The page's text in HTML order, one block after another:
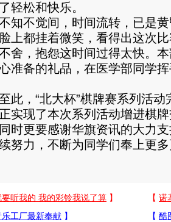
轻松和快乐。
不觉间，时间流转，已是黄
上都挂着微笑，看得出这次
舍，抱怨这时间过得太快。
准备的礼品，在医学部同学
，“北大杯”棋牌赛系列活动
实现了本次系列活动增进棋
时更要感谢华旗资讯的大力
努力，不断为同学们奉上更